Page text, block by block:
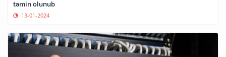
təmin olunub
13-01-2024